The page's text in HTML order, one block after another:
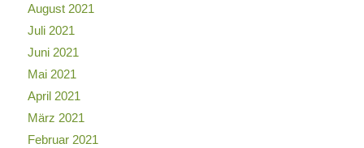
August 2021
Juli 2021
Juni 2021
Mai 2021
April 2021
März 2021
Februar 2021